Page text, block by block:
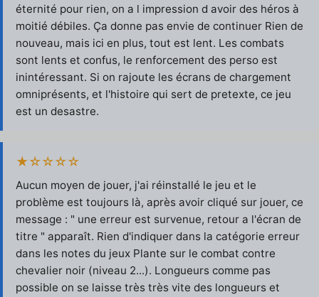
éternité pour rien, on a l impression d avoir des héros à
moitié débiles. Ça donne pas envie de continuer Rien de
nouveau, mais ici en plus, tout est lent. Les combats
sont lents et confus, le renforcement des perso est
inintéressant. Si on rajoute les écrans de chargement
omniprésents, et l'histoire qui sert de pretexte, ce jeu
est un desastre.
★☆☆☆☆
Aucun moyen de jouer, j'ai réinstallé le jeu et le
problème est toujours là, après avoir cliqué sur jouer, ce
message : " une erreur est survenue, retour a l'écran de
titre " apparaît. Rien d'indiquer dans la catégorie erreur
dans les notes du jeux Plante sur le combat contre
chevalier noir (niveau 2...). Longueurs comme pas
possible on se laisse très très vite des longueurs et